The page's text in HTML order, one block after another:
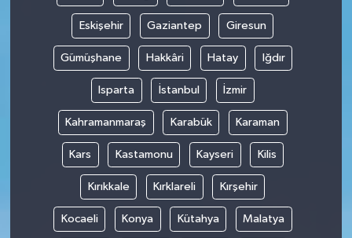
Eskişehir Gaziantep Giresun
Gümüşhane Hakkâri Hatay Iğdır
Isparta İstanbul İzmir
Kahramanmaraş Karabük Karaman
Kars Kastamonu Kayseri Kilis
Kırıkkale Kırklareli Kırşehir
Kocaeli Konya Kütahya Malatya